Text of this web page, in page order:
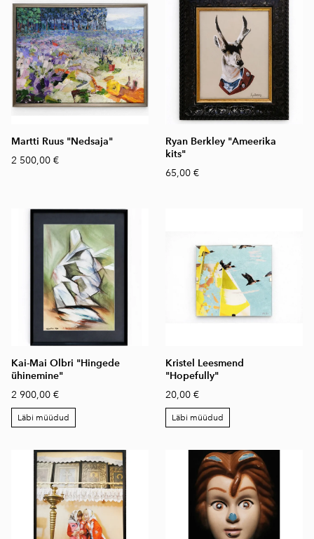
Martti Ruus "Nedsaja"
2 500,00 €
Ryan Berkley "Ameerika
kits"
65,00 €
Kai-Mai Olbri "Hingede
ühinemine"
2 900,00 €
Läbi müüdud
Kristel Leesmend
"Hopefully"
20,00 €
Läbi müüdud